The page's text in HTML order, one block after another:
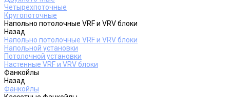
Четырехпоточные
Кругопоточные
Напольно потолочные VRF и VRV блоки
Назад
Напольно потолочные VRF и VRV блоки
Напольной установки
Потолочной установки
Настенные VRF и VRV блоки
Фанкойлы
Назад
Фанкойлы